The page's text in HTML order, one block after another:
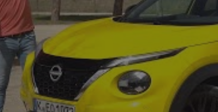
Prestatie Targeting
Strikt noodzakelijke cookies maken de kernfunctionaliteiten van de website
accountbeheer. De website kan niet goed worden gebruikt zonder de strikt
Naam Omschrijving
cf_clearance
Cloudflare,
.autorai.nl
1 jaar
Deze cookie wordt
vertrouwd webverkeer
te omzeilen. Het is
veiligheid van een
bescherming tegen